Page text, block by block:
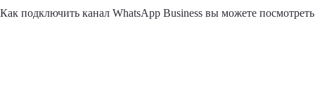
Как подключить канал WhatsApp Business вы можете посмотреть